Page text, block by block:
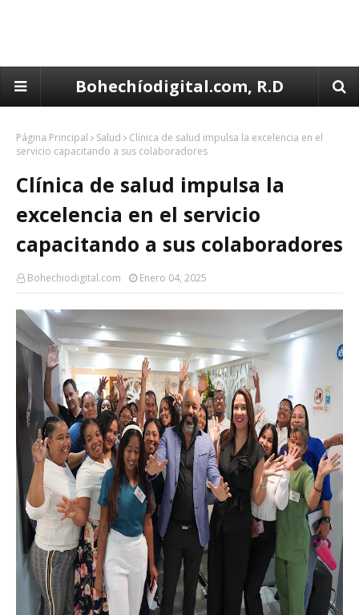
Bohechíodigital.com, R.D
Página Principal Salud
Clínica de salud impulsa la excelencia en el
servicio capacitando a sus colaboradores
Clínica de salud impulsa la
excelencia en el servicio
capacitando a sus colaboradores
Bohechiodigital.com Enero 04, 2025